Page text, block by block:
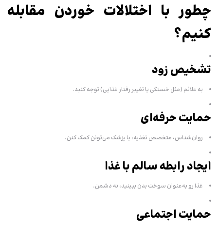
چطور با اختلالات خوردن مقابله
کنیم؟
تشخیص زود
به علائم (مثل خستگی یا تغییر رفتار غذایی) توجه کنید.
حمایت حرفه‌ای
روان‌شناس، متخصص تغذیه، یا پزشک می‌تونن کمک کنن.
ایجاد رابطه سالم با غذا
غذا رو به‌عنوان سوخت بدن ببینید، نه دشمن.
حمایت اجتماعی